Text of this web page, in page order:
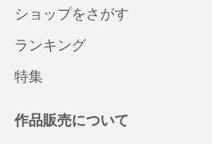
ショップをさがす
ランキング
特集
作品販売について